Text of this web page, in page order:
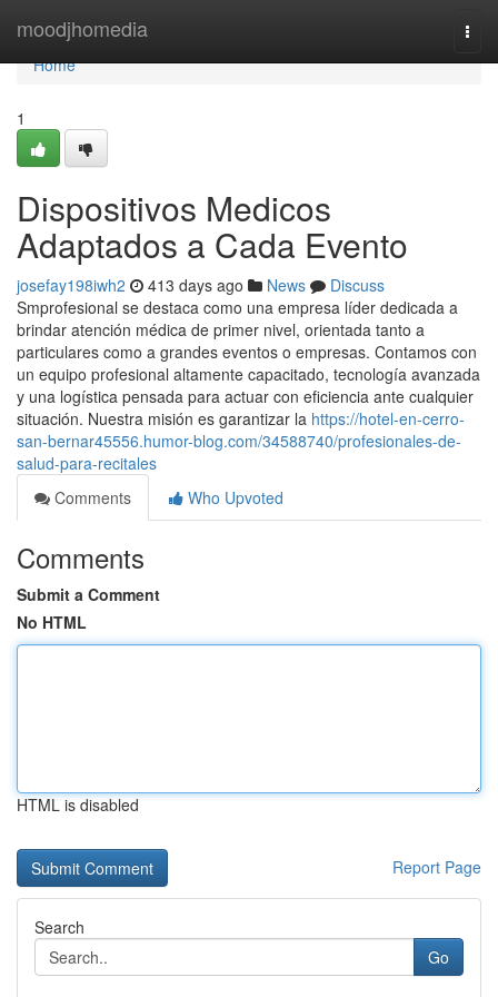
moodjhomedia
Home
Home
1
Dispositivos Medicos
Adaptados a Cada Evento
josefay198iwh2 413 days ago News
Discuss
Smprofesional se destaca como una empresa líder dedicada a
brindar atención médica de primer nivel, orientada tanto a
particulares como a grandes eventos o empresas. Contamos con
un equipo profesional altamente capacitado, tecnología avanzada
y una logística pensada para actuar con eficiencia ante cualquier
situación. Nuestra misión es garantizar la https://hotel-en-cerro-
san-bernar45556.humor-blog.com/34588740/profesionales-de-
salud-para-recitales
Comments
Who Upvoted
Comments
Submit a Comment
No HTML
HTML is disabled
Report Page
Search
Go